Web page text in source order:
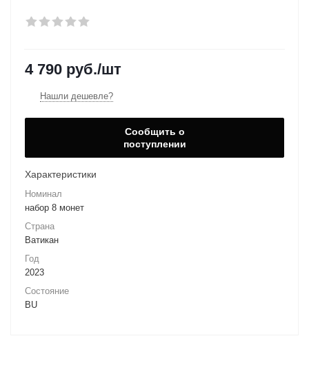
4 790 руб./шт
Нашли дешевле?
Сообщить о
поступлении
Характеристики
Номинал
набор 8 монет
Страна
Ватикан
Год
2023
Состояние
BU